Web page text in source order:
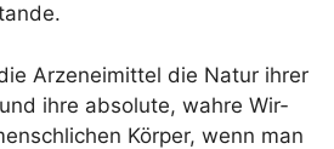
Arzen­ei­mit­tel die Natur ihrer
ihre abso­lu­te, wah­re Wir­
Kör­per, wenn man